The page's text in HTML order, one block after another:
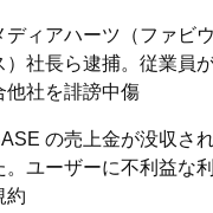
ディアハーツ（ファビウ
）社長ら逮捕。従業員
他社を誹謗中傷
の売上金が没収さ
。ユーザーに不利益な
約